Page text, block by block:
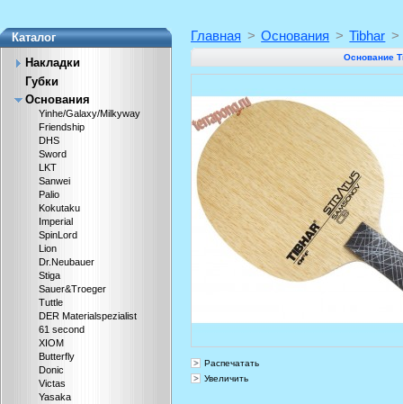
Каталог
Накладки
Губки
Основания
Yinhe/Galaxy/Milkyway
Friendship
DHS
Sword
LKT
Sanwei
Palio
Kokutaku
Imperial
SpinLord
Lion
Dr.Neubauer
Stiga
Sauer&Troeger
Tuttle
DER Materialspezialist
61 second
XIOM
Butterfly
Donic
Victas
Yasaka
Главная > Основания > Tibhar >
Основание
Распечатать
Увеличить